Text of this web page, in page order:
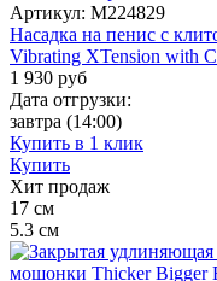
Артикул: M224829
Насадка на пенис с
Vibrating XTension with
1 930 руб
Дата отгрузки:
завтра (14:00)
Купить в 1 клик
Купить
Хит продаж
17 см
5.3 см